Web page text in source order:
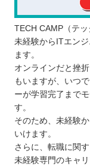
TECH CAMP（テ
未経験からITエン
ます。
オンラインだと挫
もいますが、いつ
ーが学習完了まで
す。
そのため、未経験
いけます。
さらに、転職に関
未経験専門のキャ